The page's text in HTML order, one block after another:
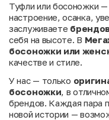
Туфли или босоножки
настроение, осанка,
заслуживаете
себя на высоте. В
босоножки или
качестве и стиле.
У нас — только
босоножки, в
брендов. Каждая пара
новой истории —